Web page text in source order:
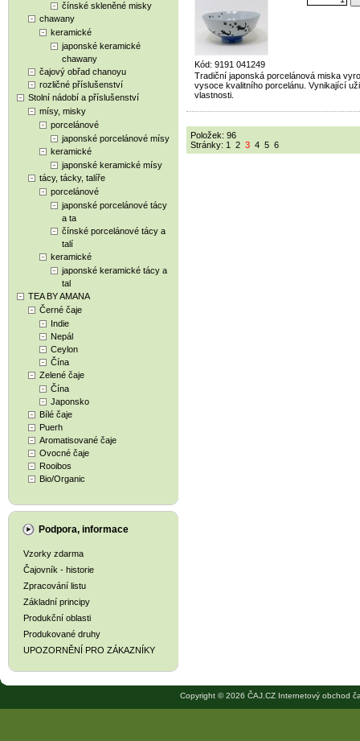
čínské skleněné misky
chawany
keramické
japonské keramické
chawany
čajový obřad chanoyu
rozličné příslušenství
Stolní nádobí a příslušenství
mísy, misky
porcelánové
japonské porcelánové mísy
keramické
japonské keramické mísy
tácy, tácky, talíře
porcelánové
japonské porcelánové tácy
a ta
čínské porcelánové tácy a
talí
keramické
japonské keramické tácy a
tal
TEA BY AMANA
Černé čaje
Indie
Nepál
Ceylon
Čína
Zelené čaje
Čína
Japonsko
Bílé čaje
Puerh
Aromatisované čaje
Ovocné čaje
Rooibos
Bio/Organic
Podpora, informace
Vzorky zdarma
Čajovník - historie
Zpracování listu
Základní principy
Produkční oblasti
Produkované druhy
UPOZORNĚNÍ PRO ZÁKAZNÍKY
Kód: 9191 041249
Tradiční japonská porcelánová miska
vysoce kvalitního porcelánu. Vynikající
vlastnosti.
Položek: 96
Stránky: 1 2 3 4 5 6
Copyright © 2026 ČAJ.CZ Internetový obchod